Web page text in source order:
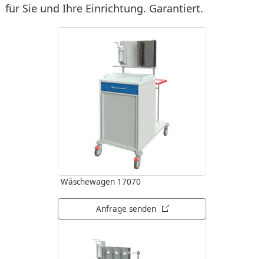
für Sie und Ihre Einrichtung. Garantiert.
Wäschewagen 17070
Anfrage senden öffnet in neuem Tab